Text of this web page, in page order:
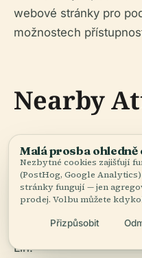
webové stránky pro
možnostech
Nearby
Ngong
Lanovka nabízející
Island a přístup k Tian
Lin.
Malá prosba ohledně
Nezbytné cookies zajišťují
(PostHog, Google
stránky fungují — jen
prodej. Volbu můžete
Přizpůsobit